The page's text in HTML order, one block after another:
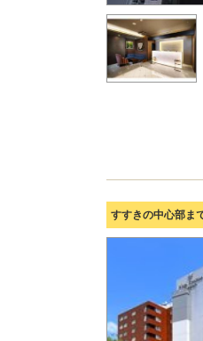
すすきの中心部ま